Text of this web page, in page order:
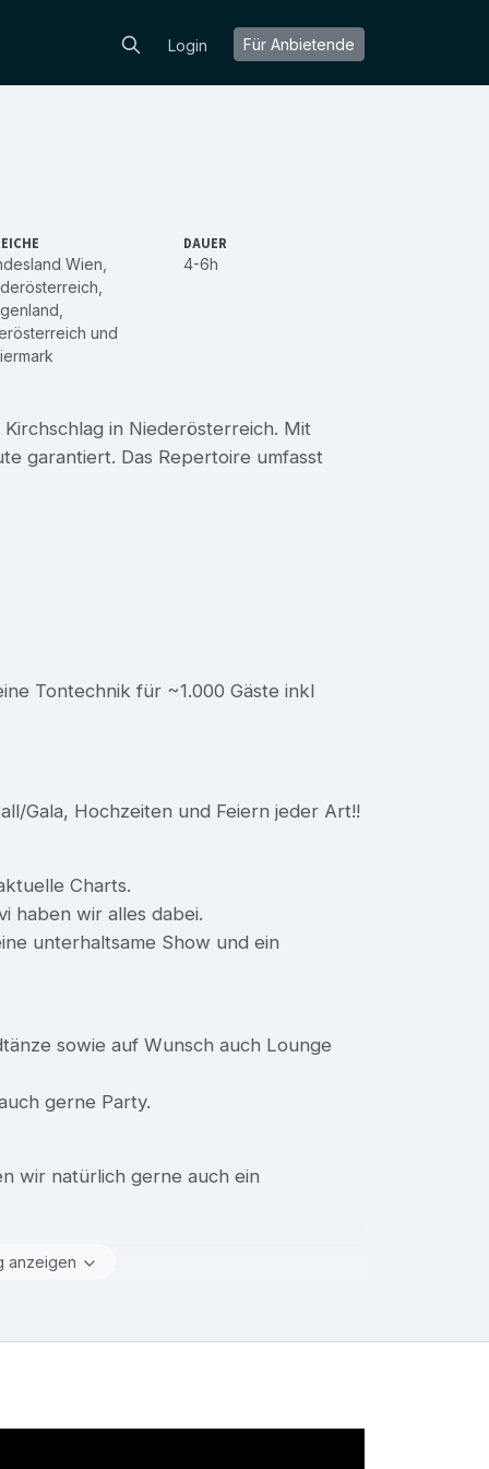
Login Für Anbietende
Wien
und
DAUER
4-6h
in Niederösterreich. Mit
garantiert. Das Repertoire umfasst
Tontechnik für ~1.000 Gäste inkl
Gala, Hochzeiten und Feiern jeder Art!!
Charts.
haben wir alles dabei.
unterhaltsame Show und ein
sowie auf Wunsch auch Lounge
gerne Party.
wir natürlich gerne auch ein
anzeigen